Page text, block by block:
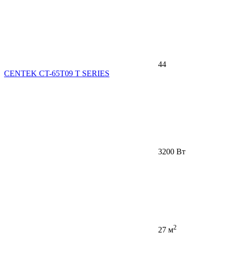
44
CENTEK CT-65T09 T SERIES
3200 Вт
27 м2